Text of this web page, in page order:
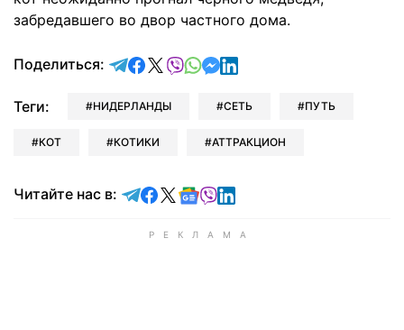
забредавшего во двор частного дома.
Поделиться: отправить в Telegram
поделиться в Facebook
поделиться в X
отправить в Viber
отправить в Whatsapp
отправить в Messenger
отправить в LinkedIn
Теги: НИДЕРЛАНДЫ СЕТЬ ПУТЬ
КОТ КОТИКИ АТТРАКЦИОН
Читайте нас в: Читайте в Telegram
Читайте в Facebook
Читайте в X
Читайте в Google news
Читайте в Viber
Читайте в LinkedIn